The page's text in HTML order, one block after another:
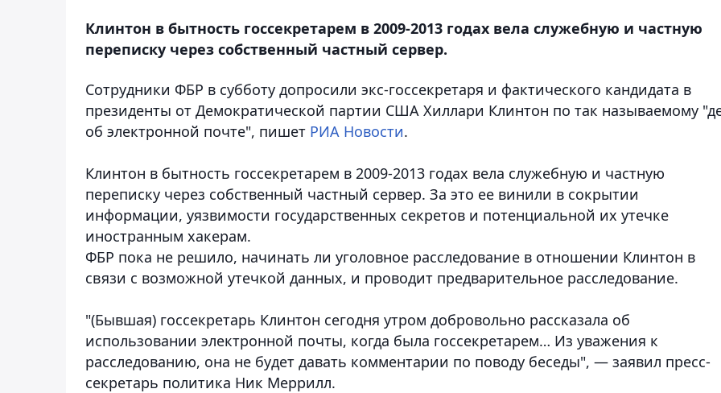
Клинтон в бытность госсекретарем в 2009-2013 годах вела служебную и частную
переписку через собственный частный сервер.
Сотрудники ФБР в субботу допросили экс-госсекретаря и фактического кандидата в
президенты от Демократической партии США Хиллари Клинтон по так называемому
об электронной почте", пишет РИА Новости.
Клинтон в бытность госсекретарем в 2009-2013 годах вела служебную и частную
переписку через собственный частный сервер. За это ее винили в сокрытии
информации, уязвимости государственных секретов и потенциальной их утечке
иностранным хакерам.
ФБР пока не решило, начинать ли уголовное расследование в отношении Клинтон в
связи с возможной утечкой данных, и проводит предварительное расследование.
"(Бывшая) госсекретарь Клинтон сегодня утром добровольно рассказала об
использовании электронной почты, когда была госсекретарем… Из уважения к
расследованию, она не будет давать комментарии по поводу беседы", — заявил пресс-
секретарь политика Ник Меррилл.